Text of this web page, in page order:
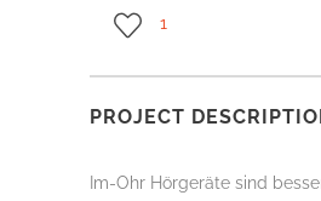
1
PROJECT
Im-Ohr Hörgeräte sind